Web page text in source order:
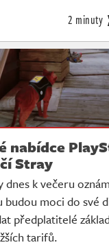
2 minuty
nabídce
Stray
dnes k večeru
budou moci do své
předplatitelé
tarifů.